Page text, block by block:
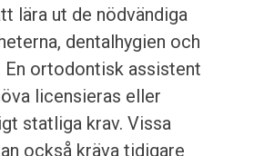
lära ut de nödvändiga
dentalhygien och
En ortodontisk assistent
licensieras eller
statliga krav. Vissa
också kräva tidigare